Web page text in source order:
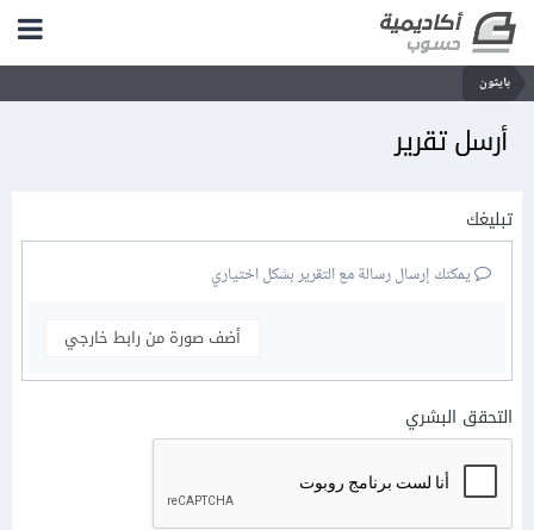
بايثون
أرسل تقرير
تبليغك
يمكنك إرسال رسالة مع التقرير بشكل اختياري
أضف صورة من رابط خارجي
التحقق البشري